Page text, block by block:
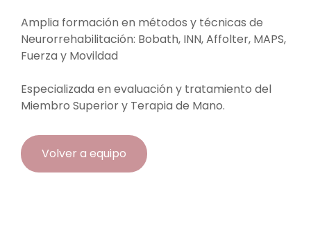
Amplia formación en métodos y técnicas de
Neurorrehabilitación: Bobath, INN, Affolter, MAPS,
Fuerza y Movildad
Especializada en evaluación y tratamiento del
Miembro Superior y Terapia de Mano.
Volver a equipo